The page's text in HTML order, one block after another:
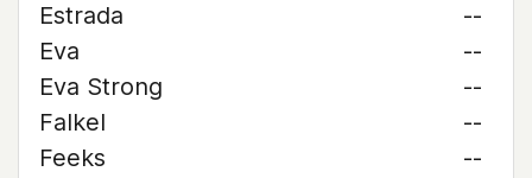
Estrada
--
Eva
--
Eva Strong
--
Falkel
--
Feeks
--